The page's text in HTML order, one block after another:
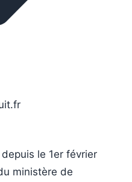
le 1er février
ministère de